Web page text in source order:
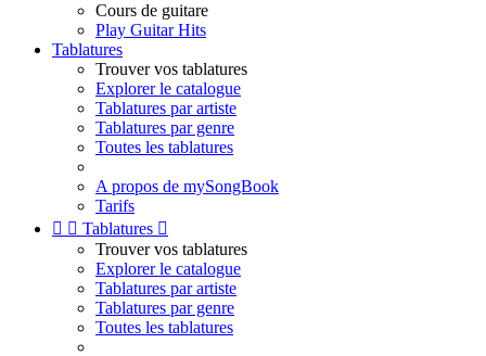
Cours de guitare
Play Guitar Hits
Tablatures
Trouver vos tablatures
Explorer le catalogue
Tablatures par artiste
Tablatures par genre
Toutes les tablatures
A propos de mySongBook
Tarifs
  Tablatures 
Trouver vos tablatures
Explorer le catalogue
Tablatures par artiste
Tablatures par genre
Toutes les tablatures